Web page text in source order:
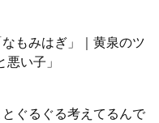
もみはぎ」｜黄泉のツ
い子」
ぐるぐる考えてるんで